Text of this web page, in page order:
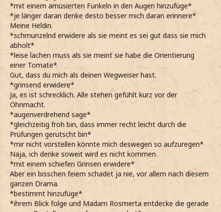
*mit einem amüsierten Funkeln in den Augen hinzufüge*
*je länger daran denke desto besser mich daran erinnere*
Meine Heldin.
*schmunzelnd erwidere als sie meint es sei gut dass sie mich
abholt*
*leise lachen muss als sie meint sie habe die Orientierung
einer Tomate*
Gut, dass du mich als deinen Wegweiser hast.
*grinsend erwidere*
Ja, es ist schrecklich. Alle stehen gefühlt kurz vor der
Ohnmacht.
*augenverdrehend sage*
*gleichzeitig froh bin, dass immer recht leicht durch die
Prüfungen gerutscht bin*
*mir nicht vorstellen könnte mich deswegen so aufzuregen*
Naja, ich denke soweit wird es nicht kommen.
*mit einem schiefen Grinsen erwidere*
Aber ein bisschen feiern schadet ja nie, vor allem nach diesem
ganzen Drama.
*bestimmt hinzufüge*
*ihrem Blick folge und Madam Rosmerta entdecke die gerade